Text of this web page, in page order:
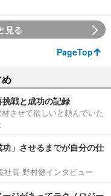
見る
PageTop
戦と成功の記録
させて欲しいと頼んでいた
功」させるまでが自分の仕
社長 野村健インタビュー